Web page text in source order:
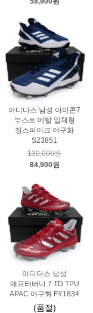
아디다스 남성 아이콘7
부스트 메탈 일체형
징스파이크 야구화
S23851
130,000원
84,900원
아디다스 남성
애프터버너 7 TD TPU
APAC 야구화 FY1834
(품절)